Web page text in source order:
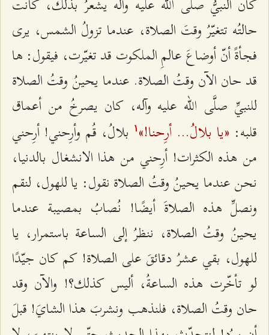
حالتُه تتغيّرُ وقتَ الصلاة، عندما تزولُ الشمس، يرى
فجأةً أنّ أوضاعَ عالمِ الملكوت قد تغيّرت، فيقول: ها
قد حان الآن وقتُ الصلاة. عندما يحينُ وقتُ الصلاة
للنبيِّ صلَّى الله عليه وآله، كان يصرخُ من أعماق
قلبه: «يا بلالُ... أرِحنا!» ۱
بلالُ، قُم وأرِحني! أرِحني
من هذه الكثرات! أرِحني من هذا الانشغال بالدنيا،
نحن عندما يحينُ وقتُ الصلاة نقول: يا للهول، لنقم
ونصلِّ هذه الصلاةَ أيضًا! نُصابُ بمصيبة عندما
يحينُ وقتُ الصلاة، ننظرُ إلى الساعة باستمرار، يا
للهول، بقي عشرُ دقائقَ على الصلاة! كم كان جيّدًا
لو تأخّرت هذه الساعةُ، أليس كذلك؟! والآن وقد
حان وقتُ الصلاة، فلنذهب ونشربَ هذا الشايَ! قبلَ